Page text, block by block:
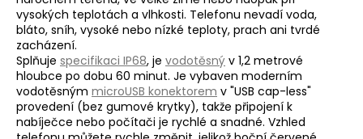
vysokých teplotách a vlhkosti. Telefonu nevadí voda,
bláto, sníh, vysoké nebo nízké teploty, prach ani tvrdé
zacházení.
Splňuje specifikaci IP68, je vodotěsný v 1,2 metrové
hloubce po dobu 60 minut. Je vybaven moderním
vodotěsným microUSB konektorem v "USB cap-less"
provedení (bez gumové krytky), takže připojení k
nabíječce nebo počítači je rychlé a snadné. Vzhled
n
a
j
í
t
?